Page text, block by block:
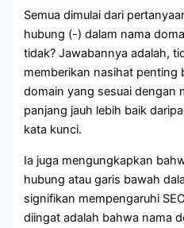
Semua dimulai dari
hubung (-) dalam nama
tidak? Jawabannya adalah,
memberikan nasihat penting
domain yang sesuai dengan
panjang jauh lebih baik
kata kunci.
Ia juga mengungkapkan
hubung atau garis bawah
signifikan mempengaruhi
diingat adalah bahwa nama